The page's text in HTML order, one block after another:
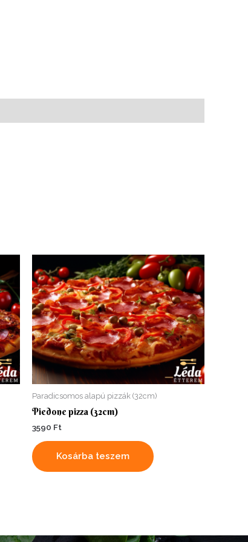
Paradicsomos alapú pizzák (32cm)
Piedone pizza (32cm)
3590 Ft
Kosárba teszem